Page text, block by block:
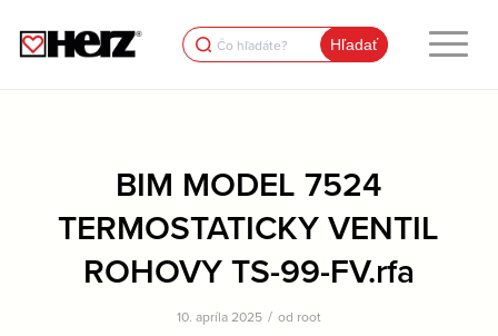
Search
for:
BIM MODEL 7524
TERMOSTATICKY VENTIL
ROHOVY TS-99-FV.rfa
10. apríla 2025 / od root